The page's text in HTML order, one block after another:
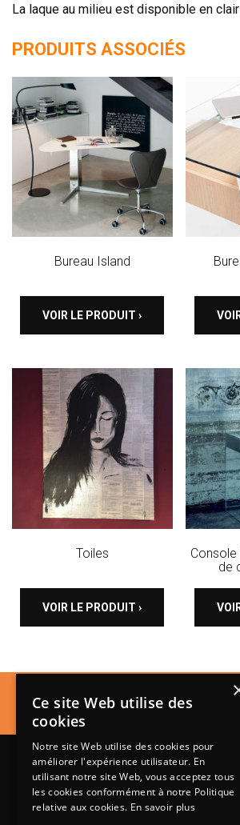
La laque au milieu est disponible en clair
PRODUITS ASSOCIÉS
Bureau Island
VOIR LE PRODUIT ›
Toiles
VOIR LE PRODUIT ›
Console
de
Un produit vous
intéresse ?
Lundi de 14h à 18h30
Ce site Web utilise des
cookies
Notre site Web utilise des cookies pour
améliorer l'expérience utilisateur. En
utilisant notre site Web, vous acceptez tous
les cookies conformément à notre Politique
relative aux cookies. En savoir plus